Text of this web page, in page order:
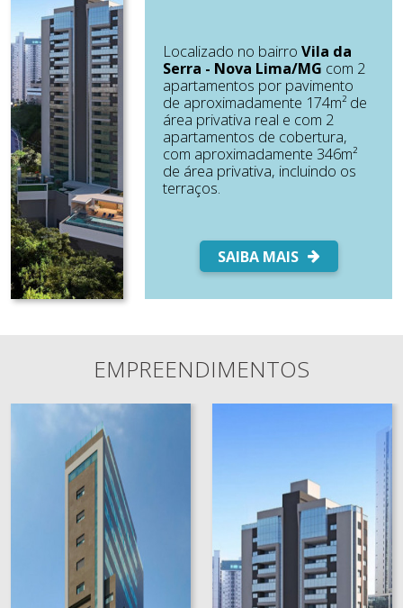
Localizado no bairroVila da
Serra - Nova Lima/MG com 2
apartamentos por pavimento
de aproximadamente 174m² de
área privativa real e com 2
apartamentos de cobertura,
com aproximadamente 346m²
de área privativa, incluindo os
terraços.
SAIBA MAIS
EMPREENDIMENTOS